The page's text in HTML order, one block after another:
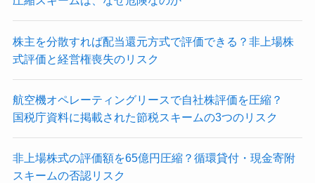
株主を分散すれば配当還元方式で評価できる？非上場株
式評価と経営権喪失のリスク
航空機オペレーティングリースで自社株評価を圧縮？
国税庁資料に掲載された節税スキームの3つのリスク
非上場株式の評価額を65億円圧縮？循環貸付・現金寄附
スキームの否認リスク